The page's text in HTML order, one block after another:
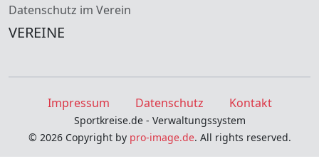
Datenschutz im Verein
VEREINE
Impressum Datenschutz Kontakt
Sportkreise.de - Verwaltungssystem
© 2026 Copyright by pro-image.de. All rights reserved.